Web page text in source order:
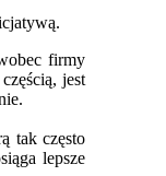
firmy
jest
tak często
lepsze